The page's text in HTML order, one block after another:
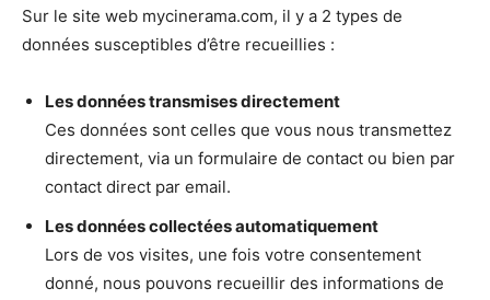
Sur le site web mycinerama.com, il y a 2 types de
données susceptibles d’être recueillies :
Les données transmises directement
Ces données sont celles que vous nous transmettez
directement, via un formulaire de contact ou bien par
contact direct par email.
Les données collectées automatiquement
Lors de vos visites, une fois votre consentement
donné, nous pouvons recueillir des informations de